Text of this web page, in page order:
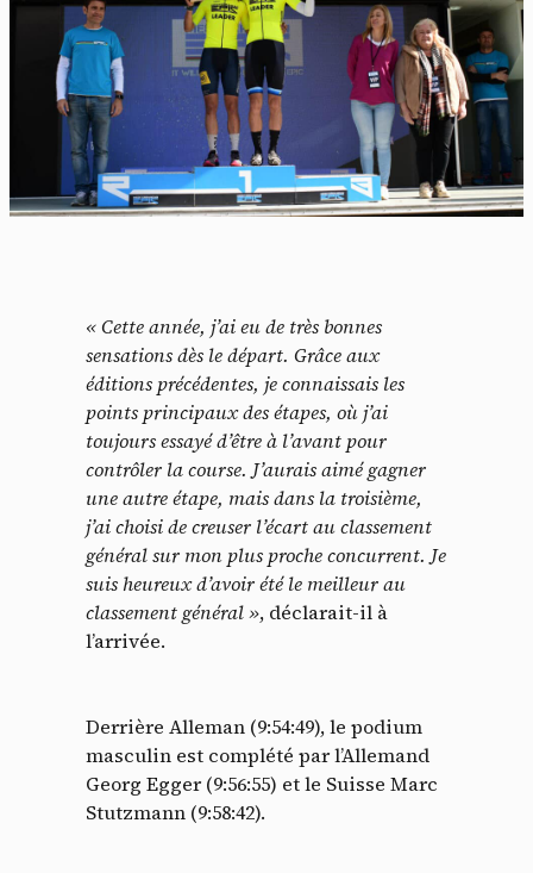
« Cette année, j’ai eu de très bonnes
sensations dès le départ. Grâce aux
éditions précédentes, je connaissais les
points principaux des étapes, où j’ai
toujours essayé d’être à l’avant pour
contrôler la course. J’aurais aimé gagner
une autre étape, mais dans la troisième,
j’ai choisi de creuser l’écart au classement
général sur mon plus proche concurrent. Je
suis heureux d’avoir été le meilleur au
classement général », déclarait-il à
l’arrivée.
Derrière Alleman (9:54:49), le podium
masculin est complété par l’Allemand
Georg Egger (9:56:55) et le Suisse Marc
Stutzmann (9:58:42).